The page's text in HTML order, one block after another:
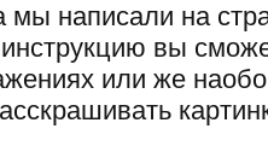
написали на
инструкцию вы
или же